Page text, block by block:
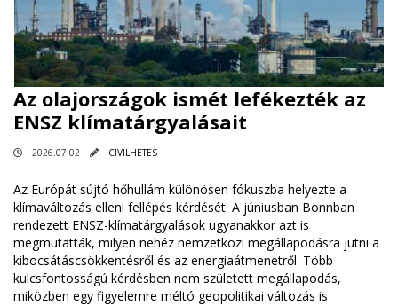
Az olajországok ismét lefékezték az
ENSZ klímatárgyalásait
2026.07.02 CIVILHETES
Az Európát sújtó hőhullám különösen fókuszba helyezte a
klímaváltozás elleni fellépés kérdését. A júniusban Bonnban
rendezett ENSZ-klímatárgyalások ugyanakkor azt is
megmutatták, milyen nehéz nemzetközi megállapodásra jutni a
kibocsátáscsökkentésről és az energiaátmenetről. Több
kulcsfontosságú kérdésben nem született megállapodás,
miközben egy figyelemre méltó geopolitikai változás is